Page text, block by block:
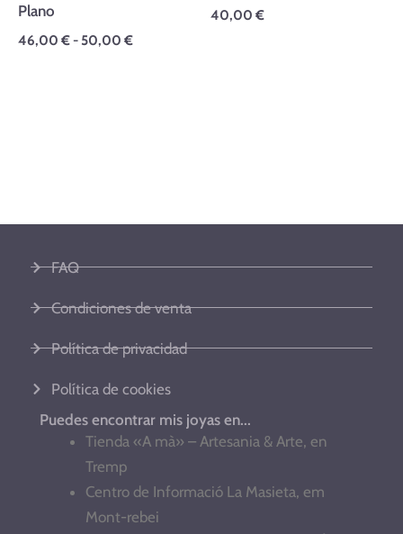
Plano
46,00 €- 50,00 €
40,00 €
FAQ
Condiciones de venta
Política de privacidad
Política de cookies
Puedes encontrar mis joyas en...
Tienda «A mà» – Artesania & Arte, en
Tremp
Centro de Informació La Masieta, em
Mont-rebei